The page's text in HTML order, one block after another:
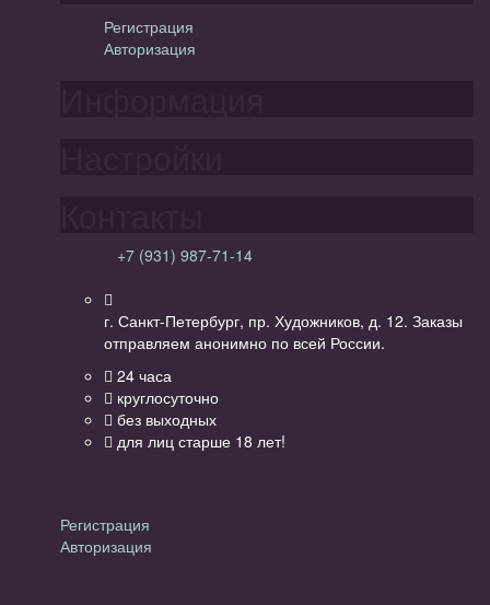
Регистрация
Авторизация
+7 (931) 987-71-14
г. Санкт-Петербург, пр. Художников, д. 12. Заказы
отправляем анонимно по всей России.
24 часа
круглосуточно
без выходных
для лиц старше 18 лет!
Регистрация
Авторизация